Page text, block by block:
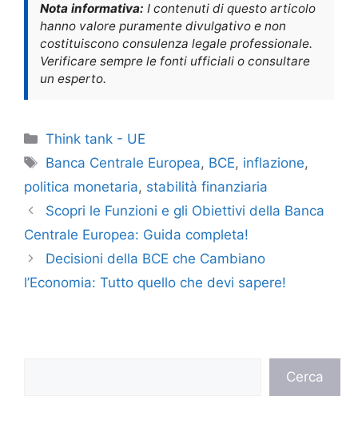
Nota informativa: I contenuti di questo articolo
hanno valore puramente divulgativo e non
costituiscono consulenza legale professionale.
Verificare sempre le fonti ufficiali o consultare
un esperto.
Categorie
Think tank - UE
Tag
Banca Centrale Europea, BCE, inflazione,
politica monetaria, stabilità finanziaria
Scopri le Funzioni e gli Obiettivi della Banca
Centrale Europea: Guida completa!
Decisioni della BCE che Cambiano
l’Economia: Tutto quello che devi sapere!
Cerca